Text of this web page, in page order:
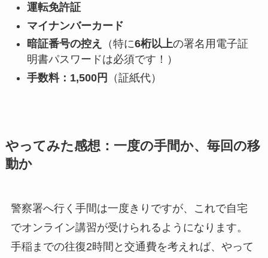
運転免許証
マイナンバーカード
暗証番号の控え
（特に6桁以上の署名用電子証
明書パスワードは必須です！）
手数料：1,500円
（証紙代）
やってみた感想：一度の手間か、毎回の移
動か
警察署へ行く手間は一度きりですが、これで自宅
でオンライン講習が受けられるようになります。
手稲までの往復2時間と交通費を考えれば、やって